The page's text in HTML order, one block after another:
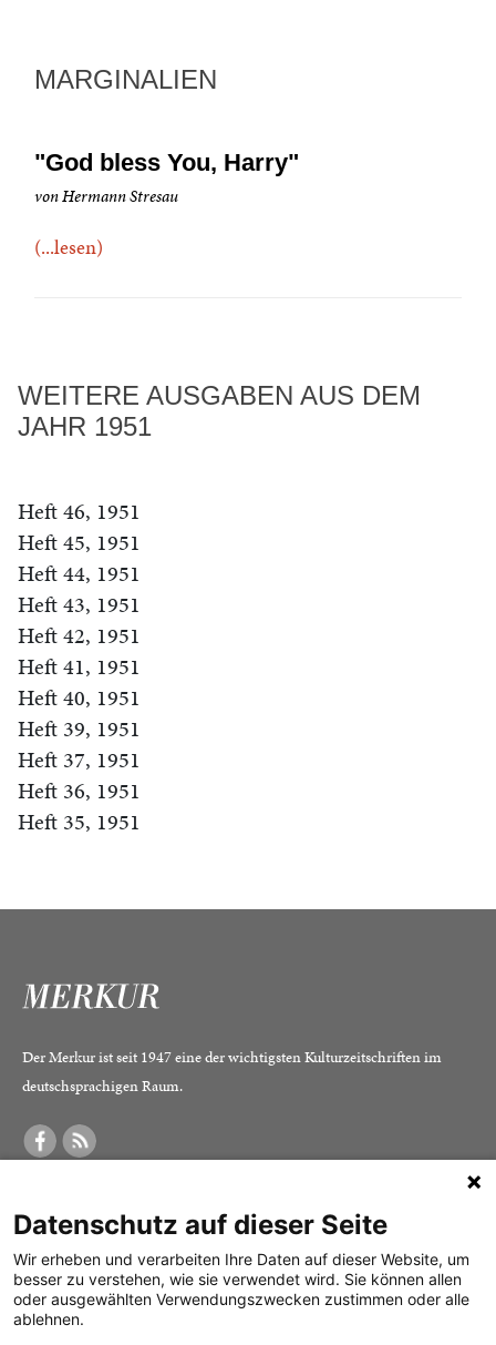
MARGINALIEN
"God bless You, Harry"
von Hermann Stresau
(...lesen)
WEITERE AUSGABEN AUS DEM
JAHR 1951
Heft 46, 1951
Heft 45, 1951
Heft 44, 1951
Heft 43, 1951
Heft 42, 1951
Heft 41, 1951
Heft 40, 1951
Heft 39, 1951
Heft 37, 1951
Heft 36, 1951
Heft 35, 1951
Der Merkur ist seit 1947 eine der wichtigsten Kulturzeitschriften im
deutschsprachigen Raum.
Was ist der Merkur?
Herausgeber /
Redaktion
Verlag
Alle Abos im Überblick
Print-Abo
Digital-Abo
Impressum
Datenschutz
Mediadaten
Datenschutz auf dieser Seite
Wir erheben und verarbeiten Ihre Daten auf dieser Website, um
besser zu verstehen, wie sie verwendet wird. Sie können allen
oder ausgewählten Verwendungszwecken zustimmen oder alle
ablehnen.